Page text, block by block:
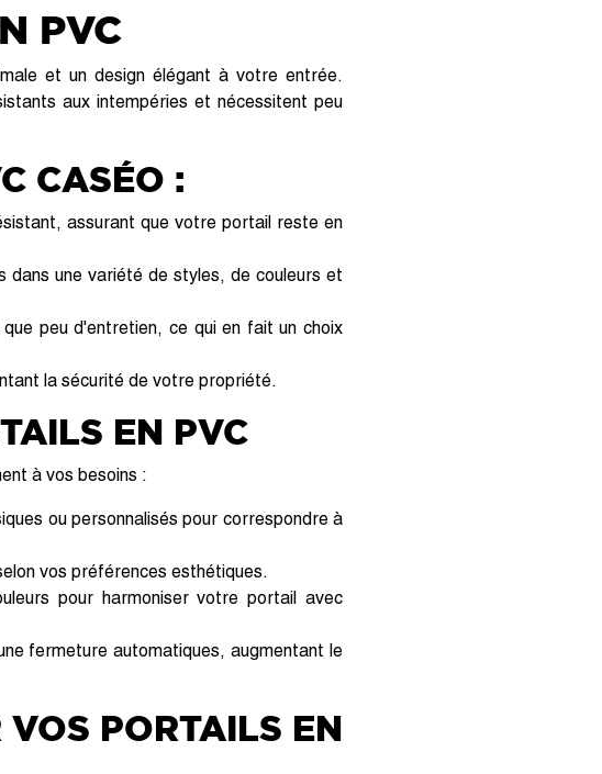
PVC
et un design élégant à votre entrée.
aux intempéries et nécessitent peu
CASÉO :
assurant que votre portail reste en
dans une variété de styles, de couleurs et
peu d'entretien, ce qui en fait un choix
la sécurité de votre propriété.
EN PVC
à vos besoins :
ou personnalisés pour correspondre à
vos préférences esthétiques.
pour harmoniser votre portail avec
fermeture automatiques, augmentant le
PORTAILS EN